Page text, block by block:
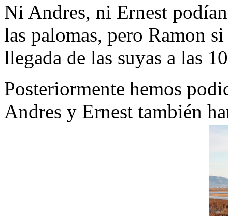
Ni Andres, ni Ernest
las palomas, pero Ramon
llegada de las suyas a las
Posteriormente hemos
Andres y Ernest también